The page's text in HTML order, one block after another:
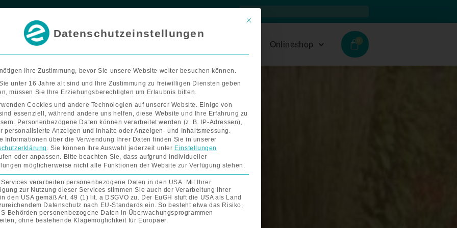
b
k
f
a
Suche
Suche
Bad & Wohnen Onlineshop
Mit diesem Button wird der Dialog geschlossen. Seine
Datenschutzeinstellungen
Ihre Zustimmung, bevor Sie unsere Website weiter besuchen können.
unter 16 Jahre alt sind und Ihre Zustimmung zu freiwilligen Diensten geben
müssen Sie Ihre Erziehungsberechtigten um Erlaubnis bitten.
Cookies und andere Technologien auf unserer Website. Einige von
essenziell, während andere uns helfen, diese Website und Ihre Erfahrung zu
Personenbezogene Daten können verarbeitet werden (z. B. IP-Adressen),
personalisierte Anzeigen und Inhalte oder Anzeigen- und Inhaltsmessung.
Informationen über die Verwendung Ihrer Daten finden Sie in unserer
. Sie können Ihre Auswahl jederzeit unter Einstellungen
oder anpassen. Bitte beachten Sie, dass aufgrund individueller
möglicherweise nicht alle Funktionen der Website zur Verfügung stehen.
verarbeiten personenbezogene Daten in den USA. Mit Ihrer
zur Nutzung dieser Services stimmen Sie auch der Verarbeitung Ihrer
den USA gemäß Art. 49 (1) lit. a DSGVO zu. Der EuGH stuft die USA als Land
Datenschutz nach EU-Standards ein. So besteht etwa das Risiko,
Behörden personenbezogene Daten in Überwachungsprogrammen
ohne bestehende Klagemöglichkeit für Europäer.